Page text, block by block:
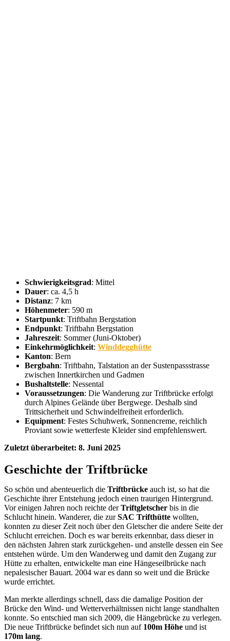
Schwierigkeitsgrad: Mittel
Dauer: ca. 4,5 h
Distanz: 7 km
Höhenmeter: 590 m
Startpunkt: Triftbahn Bergstation
Endpunkt: Triftbahn Bergstation
Jahreszeit: Sommer (Juni-Oktober)
Einkehrmöglichkeit: Winddegghütte
Kanton: Bern
Bergbahn: Triftbahn, Talstation an der Sustenpassstrasse
zwischen Innertkirchen und Gadmen
Bushaltstelle: Nessental
Voraussetzungen: Die Wanderung zur Triftbrücke erfolgt
durch Alpines Gelände über Bergwege. Deshalb sind
Trittsicherheit und Schwindelfreiheit erforderlich.
Equipment: Festes Schuhwerk, Sonnencreme, reichlich
Proviant sowie wetterfeste Kleider sind empfehlenswert.
Zuletzt überarbeitet: 8. Juni 2025
Geschichte der Triftbrücke
So schön und abenteuerlich die Triftbrücke auch ist, so hat die
Geschichte ihrer Entstehung jedoch einen traurigen Hintergrund.
Vor einigen Jahren noch reichte derTriftgletscher bis in die
Schlucht hinein. Wanderer, die zurSAC Trifthütte wollten,
konnten zu dieser Zeit noch über den Gletscher die andere Seite der
Schlucht erreichen. Doch es war bereits erkennbar, dass dieser in
den nächsten Jahren stark zurückgehen- und anstelle dessen ein See
entstehen würde. Um den Wanderweg und damit den Zugang zur
Hütte zu erhalten, entwickelte man eine Hängeseilbrücke nach
nepalesischer Bauart. 2004 war es dann so weit und die Brücke
wurde errichtet.
Man merkte allerdings schnell, dass die damalige Position der
Brücke den Wind- und Wetterverhältnissen nicht lange standhalten
konnte. So entschied man sich 2009, die Hängebrücke zu verlegen.
Die neue Triftbrücke befindet sich nun auf 100m Höhe und ist
170m lang.